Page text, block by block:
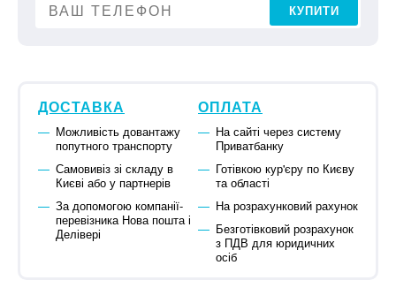
КУПИТИ
ДОСТАВКА
Можливість довантажу
попутного транспорту
Самовивіз зі складу в
Києві або у партнерів
За допомогою компанії-
перевізника Нова пошта і
Делівері
ОПЛАТА
На сайті через систему
Приватбанку
Готівкою кур'єру по Києву
та області
На розрахунковий рахунок
Безготівковий розрахунок
з ПДВ для юридичних
осіб